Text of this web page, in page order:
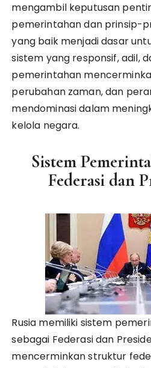
mengambil keputusan
pemerintahan dan prinsip-
yang baik menjadi dasar
sistem yang responsif, adil,
pemerintahan
perubahan zaman, dan
mendominasi dalam
kelola negara.
Sistem
Federasi dan
Rusia memiliki sistem
sebagai Federasi dan
mencerminkan struktur